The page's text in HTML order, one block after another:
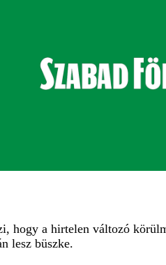
hogy a hirtelen változó
lesz büszke.